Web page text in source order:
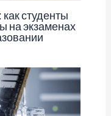
студенты
на экзаменах